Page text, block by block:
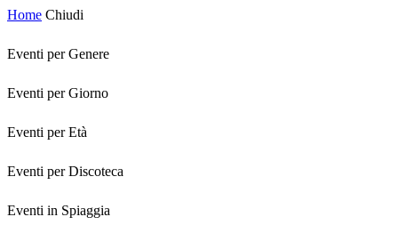
Home Chiudi
Eventi per Genere
Eventi per Giorno
Eventi per Età
Eventi per Discoteca
Eventi in Spiaggia